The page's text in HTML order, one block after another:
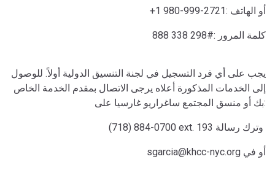
+1 980-999-2721: أو الهاتف
888 338 298‬#: كلمة المرور
يجب على أي فرد التسجيل في لجنة التنسيق الدولية أولاً. للوصول
إلى الخدمات المذكورة أعلاه يرجى الاتصال بمقدم الخدمة الخاص
بك أو منسق المجتمع ساغراريو غارسيا على:
sgarcia@khcc-nyc.org أو في